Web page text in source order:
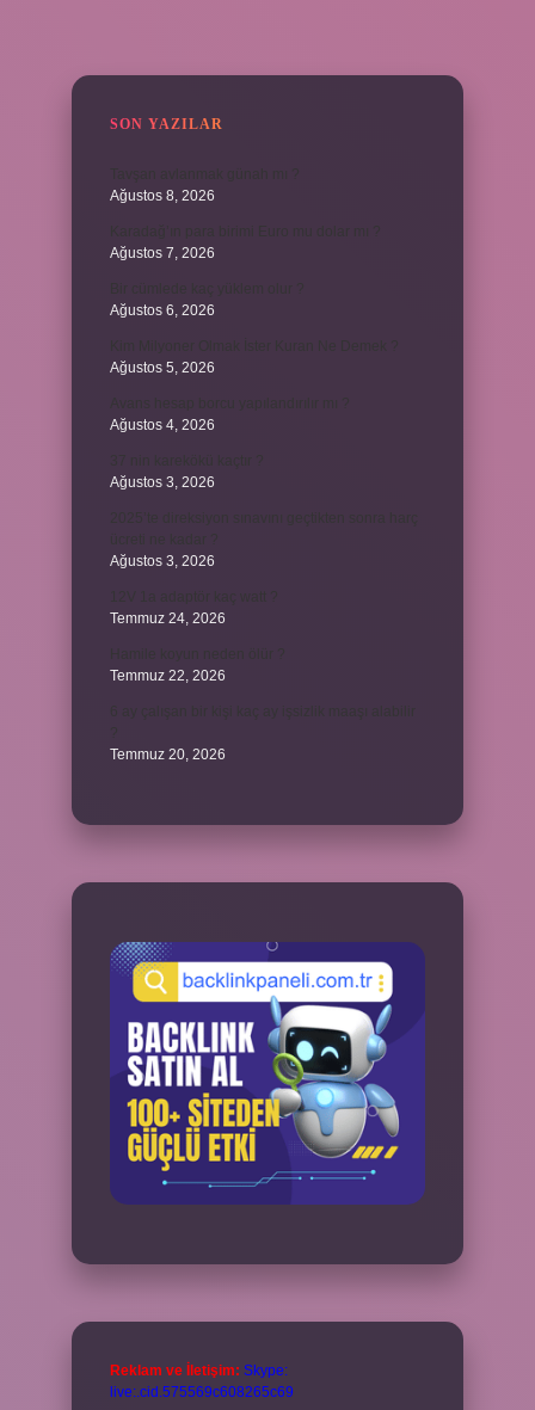
SON YAZILAR
Ağustos 8, 2026
Ağustos 7, 2026
Ağustos 6, 2026
Ağustos 5, 2026
Ağustos 4, 2026
Ağustos 3, 2026
Ağustos 3, 2026
Temmuz 24, 2026
Temmuz 22, 2026
Temmuz 20, 2026
Reklam ve İletişim: Skype:
live:.cid.575569c608265c69